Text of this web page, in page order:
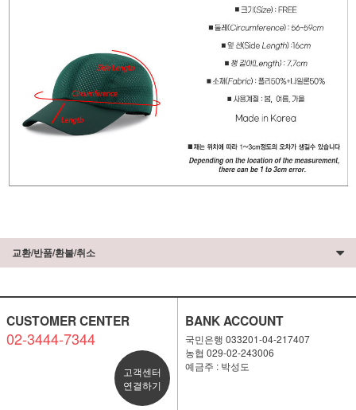
교환/반품/환불/취소
CUSTOMER CENTER
02-3444-7344
고객센터
연결하기
BANK ACCOUNT
국민은행 033201-04-217407
농협 029-02-243006
예금주 : 박성도